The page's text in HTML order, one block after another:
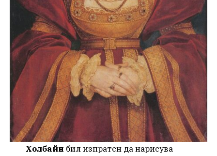
Холбайн бил изпратен да нарисува